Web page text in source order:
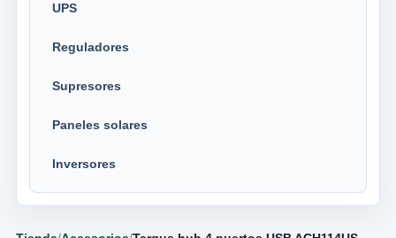
UPS
Reguladores
Supresores
Paneles solares
Inversores